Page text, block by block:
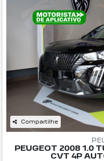
Compartilhe
PEUGEOT 2008 1.0
CVT 4P